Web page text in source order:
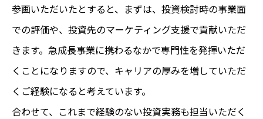
参画いただいたとすると、まずは、投資検討時の事業面
での評価や、投資先のマーケティング支援で貢献いただ
きます。急成長事業に携わるなかで専門性を発揮いただ
くことになりますので、キャリアの厚みを増していただ
くご経験になると考えています。
合わせて、これまで経験のない投資実務も担当いただく